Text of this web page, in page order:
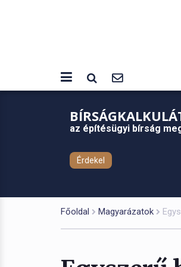
az építésügyi bírság
Érdekel
Főoldal Magyarázatok